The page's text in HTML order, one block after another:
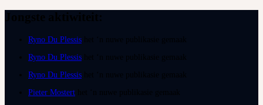
Ryno Du Plessis
Ryno Du Plessis
Ryno Du Plessis
Pieter Mostert